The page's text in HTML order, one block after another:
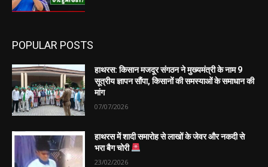
POPULAR POSTS
हाथरस: किसान मजदूर संगठन ने मुख्यमंत्री के नाम 9
सूत्रीय ज्ञापन सौंपा, किसानों की समस्याओं के समाधान की
मांग
07/07/2026
हाथरस में शादी समारोह से लाखों के जेवर और नकदी से
भरा बैग चोरी
23/02/2026